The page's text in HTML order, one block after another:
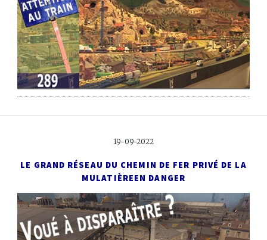
19-09-2022
LE GRAND RÉSEAU DU CHEMIN DE FER PRIVÉ DE LA
MULATIÈREEN DANGER